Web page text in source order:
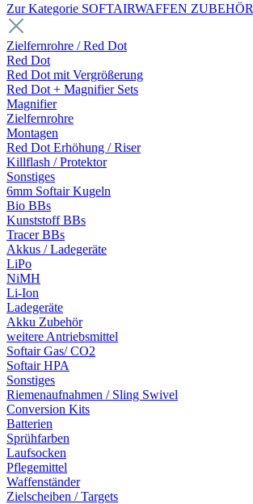
Zur Kategorie SOFTAIRWAFFEN ZUBEHÖR
Zielfernrohre / Red Dot
Red Dot
Red Dot mit Vergrößerung
Red Dot + Magnifier Sets
Magnifier
Zielfernrohre
Montagen
Red Dot Erhöhung / Riser
Killflash / Protektor
Sonstiges
6mm Softair Kugeln
Bio BBs
Kunststoff BBs
Tracer BBs
Akkus / Ladegeräte
LiPo
NiMH
Li-Ion
Ladegeräte
Akku Zubehör
weitere Antriebsmittel
Softair Gas/ CO2
Softair HPA
Sonstiges
Riemenaufnahmen / Sling Swivel
Conversion Kits
Batterien
Sprühfarben
Laufsocken
Pflegemittel
Waffenständer
Zielscheiben / Targets